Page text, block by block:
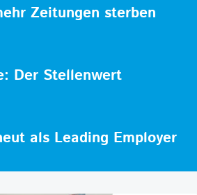
Zeitungen sterben
Der Stellenwert
als Leading Employer